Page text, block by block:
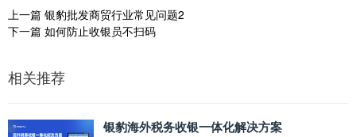
上一篇 银豹批发商贸行业常见问题2
下一篇 如何防止收银员不扫码
相关推荐
银豹海外税务收银一体化解决方案